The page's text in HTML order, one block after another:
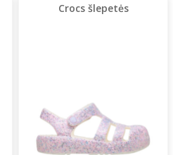
Crocs šlepetės